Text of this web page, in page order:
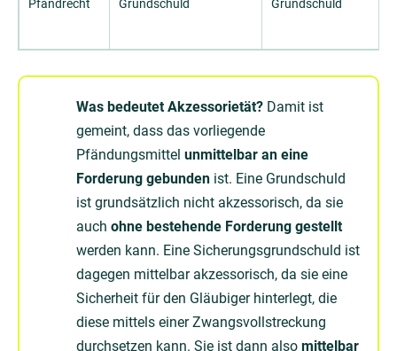
Pfandrecht Grundschuld Grundschuld
Was bedeutet Akzessorietät? Damit ist
gemeint, dass das vorliegende
Pfändungsmittel unmittelbar an eine
Forderung gebunden ist. Eine Grundschuld
ist grundsätzlich nicht akzessorisch, da sie
auch ohne bestehende Forderung gestellt
werden kann. Eine Sicherungsgrundschuld ist
dagegen mittelbar akzessorisch, da sie eine
Sicherheit für den Gläubiger hinterlegt, die
diese mittels einer Zwangsvollstreckung
durchsetzen kann. Sie ist dann also mittelbar